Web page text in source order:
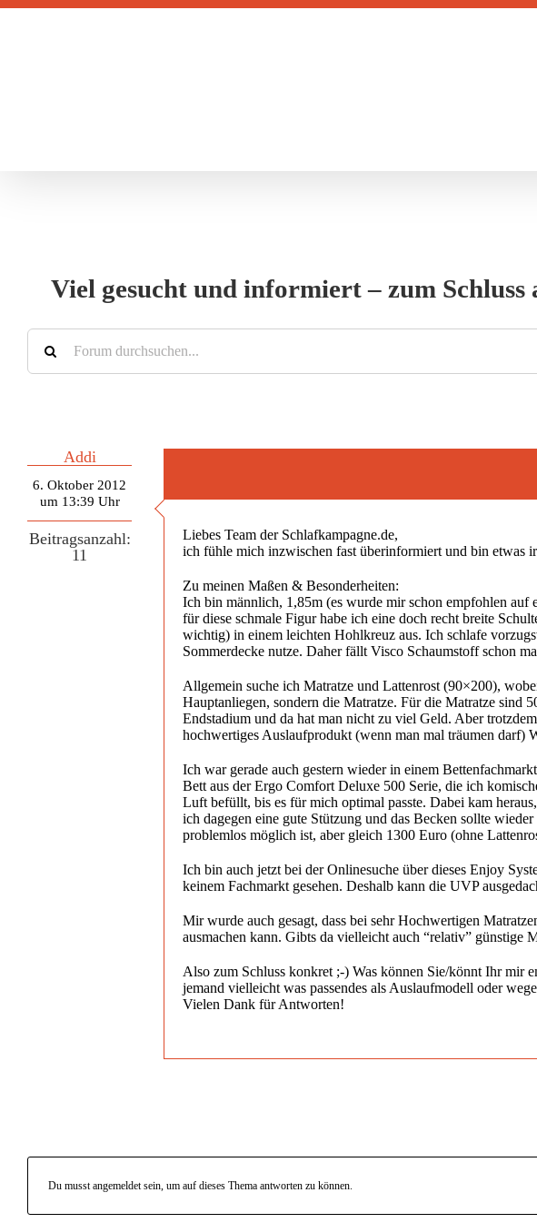
Zum
Viel gesucht und informiert – zum
Addi
6. Oktober 2012
um 13:39 Uhr
Beitragsanzahl:
11
Liebes Team der Schlafkampagne.de,
ich fühle mich inzwischen fast überinformiert und bin
Zu meinen Maßen & Besonderheiten:
Ich bin männlich, 1,85m (es wurde mir schon empfohlen
für diese schmale Figur habe ich eine doch recht breite
wichtig) in einem leichten Hohlkreuz aus. Ich schlafe
Sommerdecke nutze. Daher fällt Visco Schaumstoff schon
Allgemein suche ich Matratze und Lattenrost (90×200),
Hauptanliegen, sondern die Matratze. Für die Matratze
Endstadium und da hat man nicht zu viel Geld. Aber
hochwertiges Auslaufprodukt (wenn man mal träumen darf)
Ich war gerade auch gestern wieder in einem
Bett aus der Ergo Comfort Deluxe 500 Serie, die ich
Luft befüllt, bis es für mich optimal passte. Dabei kam
ich dagegen eine gute Stützung und das Becken sollte
problemlos möglich ist, aber gleich 1300 Euro (ohne
Ich bin auch jetzt bei der Onlinesuche über dieses Enjoy
keinem Fachmarkt gesehen. Deshalb kann die UVP
Mir wurde auch gesagt, dass bei sehr Hochwertigen
ausmachen kann. Gibts da vielleicht auch “relativ” günstige
Also zum Schluss konkret ;-) Was können Sie/könnt Ihr mir
jemand vielleicht was passendes als Auslaufmodell oder
Vielen Dank für Antworten!
Du musst angemeldet sein, um auf dieses Thema antworten zu können.